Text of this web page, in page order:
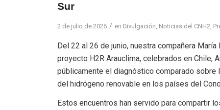
Sur
2 de julio de 2026 / en Divulgación, Noticias del CNH2,
Del 22 al 26 de junio, nuestra compañera
proyecto H2R Arauclima, celebrados en Chile,
públicamente el diagnóstico comparado
del hidrógeno renovable en los países del
Estos encuentros han servido para compartir